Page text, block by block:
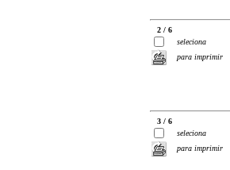
2 / 6
seleciona
para imprimir
3 / 6
seleciona
para imprimir